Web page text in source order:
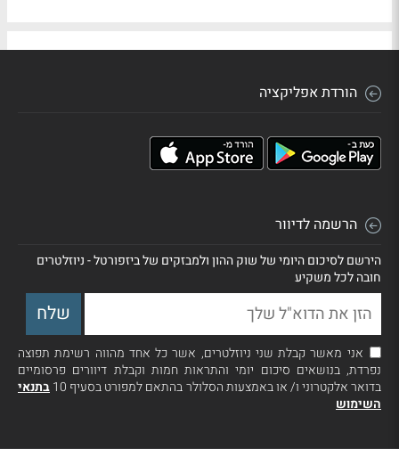
הורדת אפליקציה
הרשמה לדיוור
הירשם לסיכום היומי של שוק ההון ולמבזקים של ביזפורטל - ניוזלטרים
חובה לכל משקיע
אני מאשר קבלת שני ניוזלטרים, אשר כל אחד מהווה רשימת תפוצה
נפרדת, בנושאים סיכום יומי והתראות חמות וקבלת דיוורים פרסומיים
בדואר אלקטרוני ו/ או באמצעות הסלולר בהתאם למפורט בסעיף 10
בתנאי
השימוש